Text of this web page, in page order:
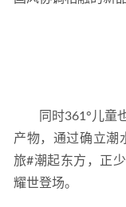
同时361°儿童
产物，通过确立潮
旅#潮起东方，正
耀世登场。